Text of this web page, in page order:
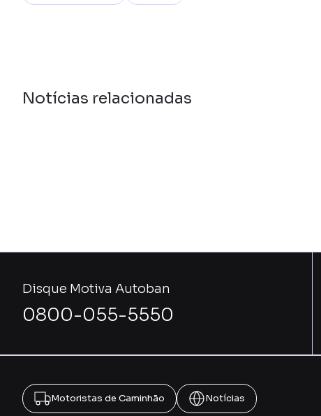
Notícias relacionadas
Disque Motiva Autoban
0800-055-5550
Motoristas de Caminhão Notícias